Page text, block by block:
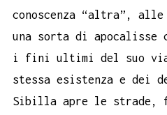
conoscenza “altra”,
una sorta di apocalisse
i fini ultimi del suo
stessa esistenza e dei
Sibilla apre le strade,